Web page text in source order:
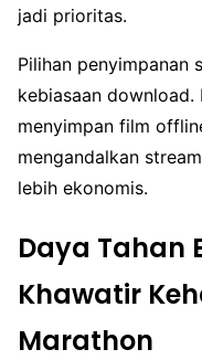
jadi prioritas.
Pilihan penyimpanan
kebiasaan download.
menyimpan film
mengandalkan
lebih ekonomis.
Daya Tahan
Khawatir
Marathon